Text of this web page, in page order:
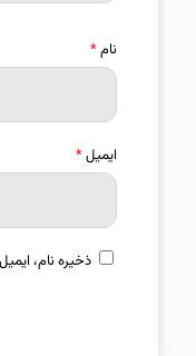
نام*
ایمیل*
ذخیره نام،